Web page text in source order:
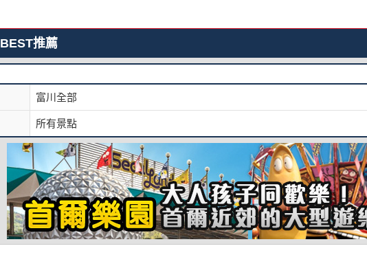
BEST推薦
富川全部
所有景點